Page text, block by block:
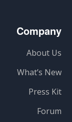
Company
About Us
What’s New
Press Kit
Forum